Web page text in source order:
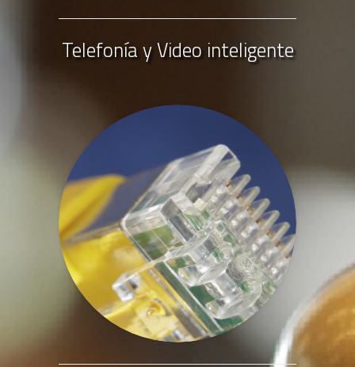
Telefonía y Video inteligente